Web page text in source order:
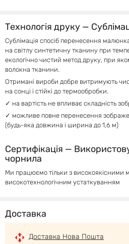
Технологія друку —
Сублімація спосіб перенесення
на світлу синтетичну тканину при
екологічно чистий метод друку, при
волокна тканини.
Отримані вироби добре витримують
на сонці і стійкі до термообробки.
✓ на вартість не впливає складність
✓ можливе повне перенесення
(будь-яка довжина і ширина до 1,6 м)
Сертифікація —
чорнила
Ми працюємо тільки з високоякісними
високотехнологічним устаткуванням
Доставка
Доставка Нова Пошта